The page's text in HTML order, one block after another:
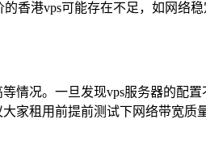
香港vps可能存在不足，如网络
情况。一旦发现vps服务器的配
租用前提前测试下网络带宽质